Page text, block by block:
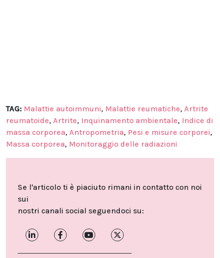
TAG: Malattie autoimmuni, Malattie reumatiche, Artrite
reumatoide, Artrite, Inquinamento ambientale, Indice di
massa corporea, Antropometria, Pesi e misure corporei,
Massa corporea, Monitoraggio delle radiazioni
Se l'articolo ti è piaciuto rimani in contatto con noi
sui
nostri canali social seguendoci su: